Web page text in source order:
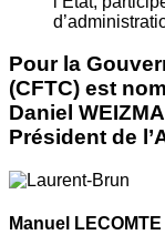
Pour la
(CFTC) est
Daniel
Président de
Manuel LECOMTE